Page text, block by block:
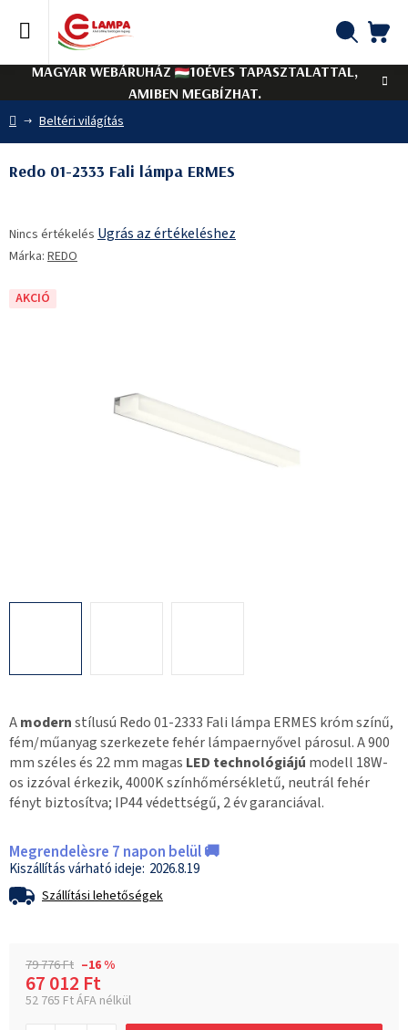
tartalomhoz
MAGYAR WEBÁRUHÁZ
10ÉVES TAPASZTALATTAL,
AMIBEN MEGBÍZHAT.
Kezdőlap
Beltéri világítás
Amodernstílusú Redo 01-2333 Fali lámpa ERMES króm színű,
fém/műanyag szerkezete fehér lámpaernyővel párosul. A 900
mm széles és 22 mm magas LED technológiájú modell 18W-
os izzóval érkezik, 4000K színhőmérsékletű, neutrál fehér
fényt biztosítva; IP44 védettségű, 2 év garanciával.
Megrendelèsre 7 napon belül 🚚
2026.8.19
Szállítási lehetőségek
79 776 Ft –16 %
67 012 Ft
52 765 Ft ÁFA nélkül
Redo 01-2333 Fali lámpa ERMES
termék
átlagos
5-
Nincs értékelés Ugrás az értékeléshez
Márka: REDO
AKCIÓ